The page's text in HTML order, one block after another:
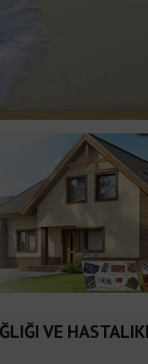
VE